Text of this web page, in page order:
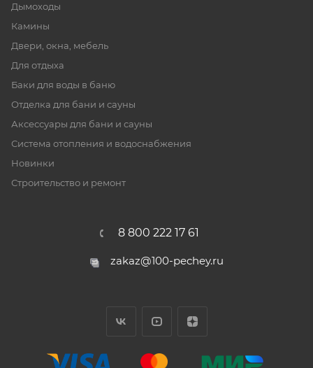
Дымоходы
Камины
Двери, окна, мебель
Для отдыха
Баки для воды в баню
Отделка для бани и сауны
Аксессуары для бани и сауны
Система отопления и водоснабжения
Новинки
Строительство и ремонт
8 800 222 17 61
zakaz@100-pechey.ru